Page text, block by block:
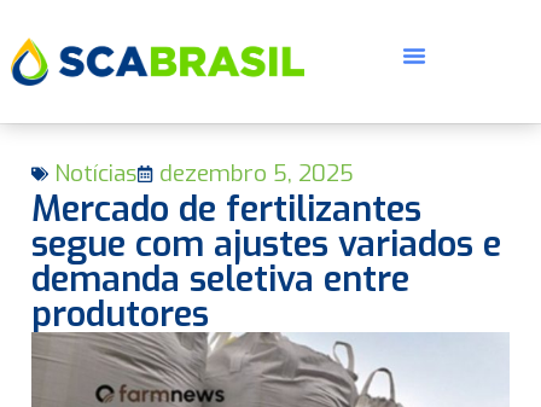
Notícias dezembro 5, 2025
Mercado de fertilizantes
segue com ajustes variados e
demanda seletiva entre
produtores